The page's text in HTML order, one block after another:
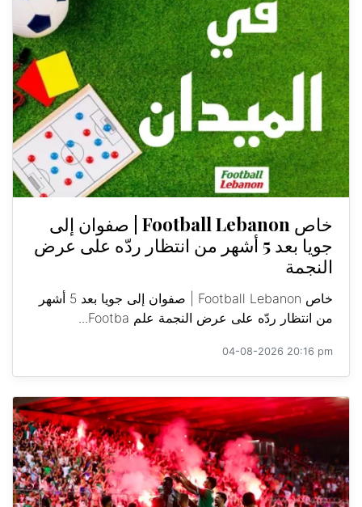
خاص Football Lebanon | صفوان إلى
جويا بعد 5 أشهر من انتظار ردّه على عرض
النجمة
خاص Football Lebanon | صفوان إلى جويا بعد 5 أشهر
من انتظار ردّه على عرض النجمة علم Footba...
04-08-2026 20:16 pm